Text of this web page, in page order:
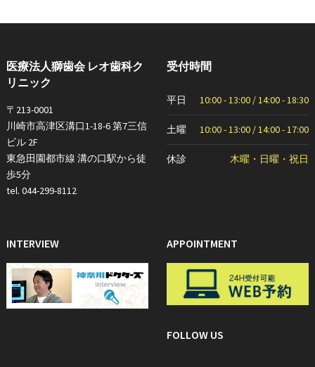
医療法人獅歯会 レオ歯科ク
リニック
〒213-0001
川崎市高津区溝口1-18-6 第7三信
ビル 2F
東急田園都市線 溝の口駅から徒
歩5分
tel. 044-299-8112
受付時間
平日 10:00 - 13:00 / 14:00 - 18:30
土曜 10:00 - 13:00 / 14:00 - 17:00
休診 木曜・日曜・祝日
INTERVIEW APPOINTMENT
FOLLOW US